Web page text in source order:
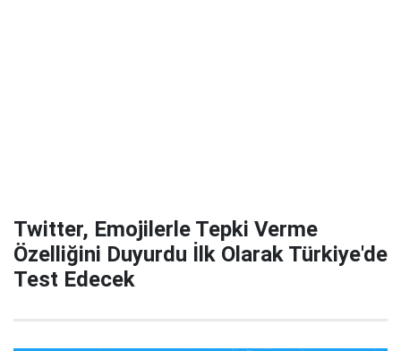
Twitter, Emojilerle Tepki Verme
Özelliğini Duyurdu İlk Olarak Türkiye'de
Test Edecek